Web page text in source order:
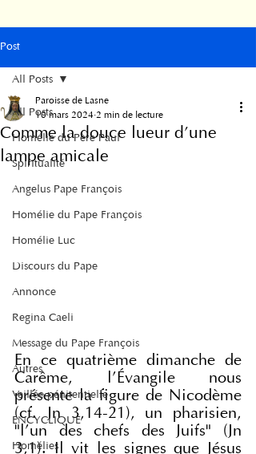
Post
All Posts
Homélie du Père Paul
Spiritualité
Angelus Pape François
Homélie du Pape François
Homélie Luc
Discours du Pape
Annonce
Regina Caeli
Message du Pape François
Autres
Veillée pénitentielle
ENCYCLIQUE
Homélies
All Posts
Comme la douce lueur d'une
lampe amicale
Paroisse de Lasne
10 mars 2024 2 min de lecture
En ce quatrième dimanche de
Carême, l'Évangile nous
présente la figure de Nicodème
(cf. Jn 3,14-21), un pharisien,
"l'un des chefs des Juifs" (Jn
3,1). Il vit les signes que Jésus